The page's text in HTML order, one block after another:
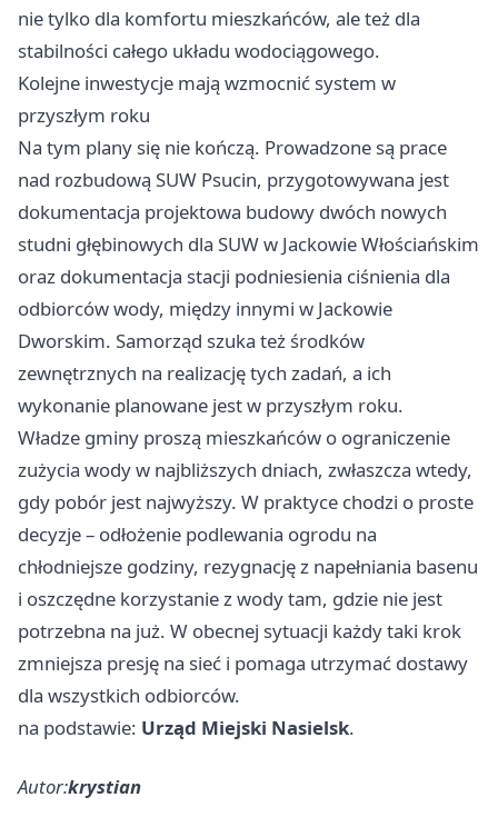
nie tylko dla komfortu mieszkańców, ale też dla
stabilności całego układu wodociągowego.
Kolejne inwestycje mają wzmocnić system w
przyszłym roku
Na tym plany się nie kończą. Prowadzone są prace
nad rozbudową SUW Psucin, przygotowywana jest
dokumentacja projektowa budowy dwóch nowych
studni głębinowych dla SUW w Jackowie Włościańskim
oraz dokumentacja stacji podniesienia ciśnienia dla
odbiorców wody, między innymi w Jackowie
Dworskim. Samorząd szuka też środków
zewnętrznych na realizację tych zadań, a ich
wykonanie planowane jest w przyszłym roku.
Władze gminy proszą mieszkańców o ograniczenie
zużycia wody w najbliższych dniach, zwłaszcza wtedy,
gdy pobór jest najwyższy. W praktyce chodzi o proste
decyzje – odłożenie podlewania ogrodu na
chłodniejsze godziny, rezygnację z napełniania basenu
i oszczędne korzystanie z wody tam, gdzie nie jest
potrzebna na już. W obecnej sytuacji każdy taki krok
zmniejsza presję na sieć i pomaga utrzymać dostawy
dla wszystkich odbiorców.
na podstawie: Urząd Miejski Nasielsk.
Autor:krystian